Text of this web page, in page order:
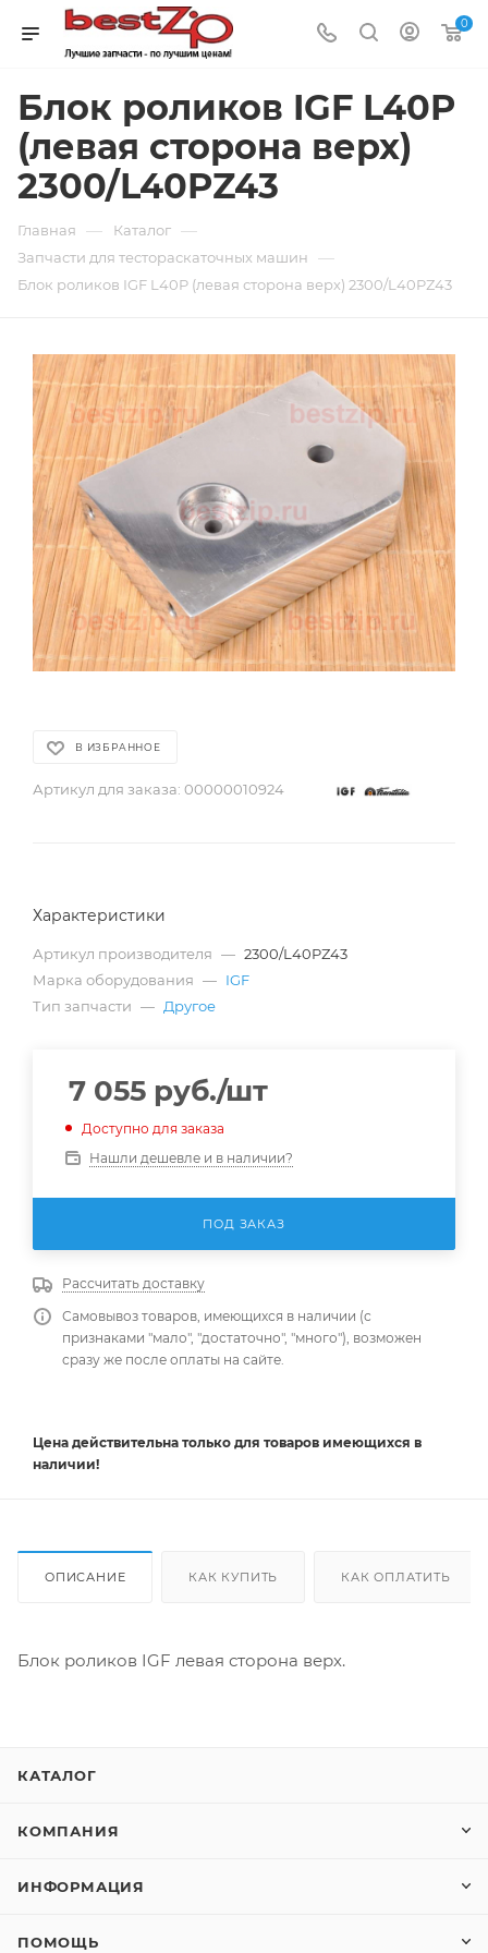
0
Блок роликов IGF L40P
(левая сторона верх)
2300/L40PZ43
Главная — Каталог —
Запчасти для тестораскаточных машин —
Блок роликов IGF L40P (левая сторона верх) 2300/L40PZ43
В ИЗБРАННОЕ
Артикул для заказа: 00000010924
Характеристики
Артикул производителя — 2300/L40PZ43
Марка оборудования — IGF
Тип запчасти — Другое
7 055 руб./шт
Доступно для заказа
Нашли дешевле и в наличии?
ПОД ЗАКАЗ
Рассчитать доставку
Самовывоз товаров, имеющихся в наличии (с
признаками "мало", "достаточно", "много"), возможен
сразу же после оплаты на сайте.
Цена действительна только для товаров имеющихся в
наличии!
ОПИСАНИЕ КАК КУПИТЬ КАК ОПЛАТИТЬ
Блок роликов IGF левая сторона верх.
КАТАЛОГ
КОМПАНИЯ
ИНФОРМАЦИЯ
ПОМОЩЬ